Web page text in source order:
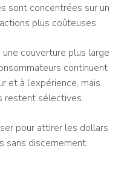
sont concentrées sur un
plus coûteuses.
une couverture plus large
continuent
et à l’expérience, mais
restent sélectives.
pour attirer les dollars
sans discernement.